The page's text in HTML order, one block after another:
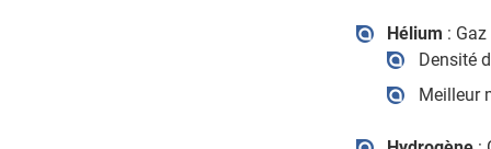
Hélium :
Densité
Meilleur